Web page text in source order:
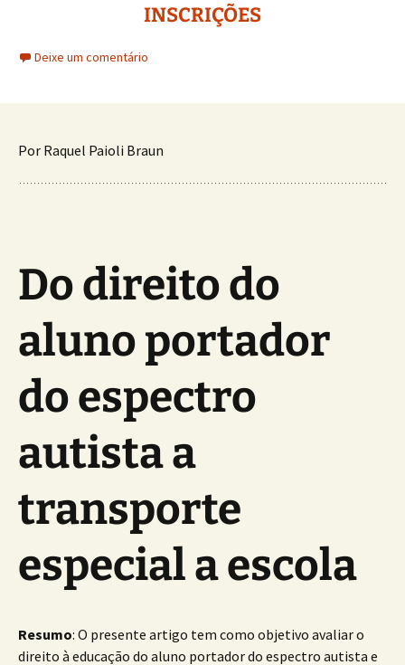
INSCRIÇÕES
Deixe um comentário
Por Raquel Paioli Braun
Do direito do
aluno portador
do espectro
autista a
transporte
especial a escola
Resumo: O presente artigo tem como objetivo avaliar o
direito à educação do aluno portador do espectro autista e